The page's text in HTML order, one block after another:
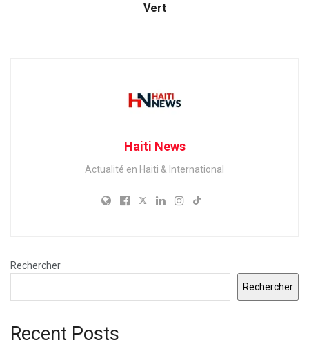
Vert
Haiti News
Actualité en Haiti & International
Rechercher
Rechercher
Recent Posts